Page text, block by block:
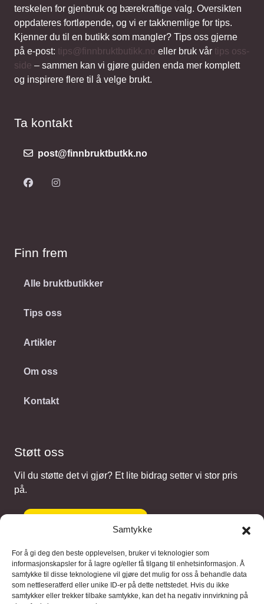
Samtykke
For å gi deg den beste opplevelsen, bruker vi teknologier som
informasjonskapsler for å lagre og/eller få tilgang til enhetsinformasjon. Å
samtykke til disse teknologiene vil gjøre det mulig for oss å behandle data
som nettleseratferd eller unike ID-er på dette nettstedet. Hvis du ikke
samtykker eller trekker tilbake samtykke, kan det ha negativ innvirkning på
terskelen for gjenbruk og bærekraftige valg. Oversikten
oppdateres fortløpende, og vi er takknemlige for tips.
Kjenner du til en butikk som mangler? Tips oss gjerne
på e-post: tips@finnbruktbutikk.no eller bruk vår tips oss-
side – sammen kan vi gjøre guiden enda mer komplett
og inspirere flere til å velge brukt.
Ta kontakt
post@finnbruktbutkk.no
Finn frem
Alle bruktbutikker
Tips oss
Artikler
Om oss
Kontakt
Støtt oss
Vil du støtte det vi gjør? Et lite bidrag setter vi stor pris
på.
Gi et bidrag
Samarbeidspartnere